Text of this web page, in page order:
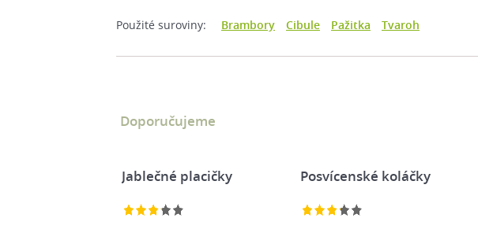
Použité suroviny: Brambory Cibule Pažitka Tvaroh
Doporučujeme
Jablečné placičky Posvícenské koláčky